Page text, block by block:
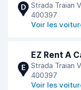
D Strada Traian
400397
Voir les
E
EZ Rent A
Strada Traian
400397
Voir les